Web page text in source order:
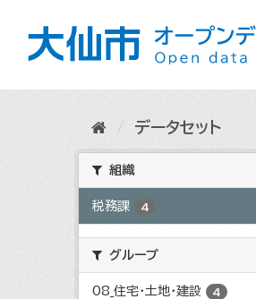
データセット
組織
税務課 4
グループ
08_住宅・土地・建設 4